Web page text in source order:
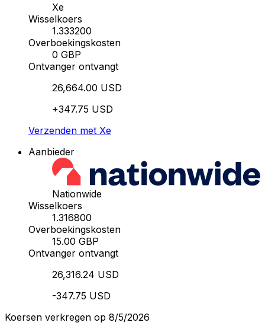
Xe
Wisselkoers
1.333200
Overboekingskosten
0 GBP
Ontvanger ontvangt
26,664.00 USD
+347.75 USD
Verzenden met Xe
Aanbieder
Nationwide
Wisselkoers
1.316800
Overboekingskosten
15.00 GBP
Ontvanger ontvangt
26,316.24 USD
-347.75 USD
Koersen verkregen op 8/5/2026